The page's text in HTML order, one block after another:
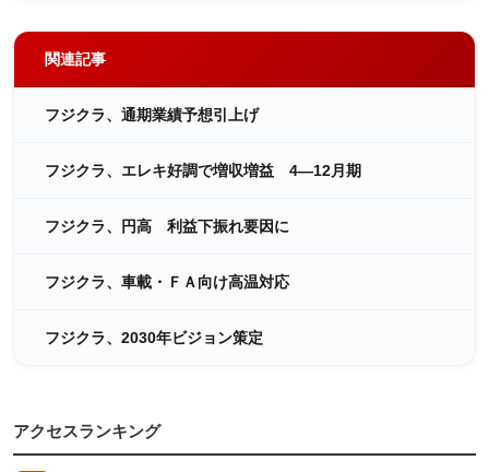
関連記事
フジクラ、通期業績予想引上げ
フジクラ、エレキ好調で増収増益 4―12月期
フジクラ、円高 利益下振れ要因に
フジクラ、車載・ＦＡ向け高温対応
フジクラ、2030年ビジョン策定
アクセスランキング